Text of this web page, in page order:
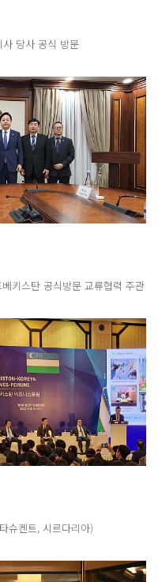
당사 공식 방문
키스탄 공식방문 교류협력 주관
슈켄트, 시르다리아)